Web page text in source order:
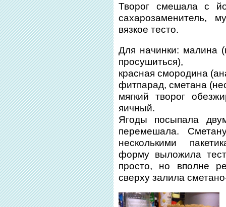
Творог смешала с
сахарозаменитель,
вязкое тесто.
Для начинки: малина
просушиться),
красная смородина
фитпарад, сметана
мягкий творог
яичный.
Ягоды посыпала
перемешала.
несколькими
форму выложила
просто, но вполне
сверху залила